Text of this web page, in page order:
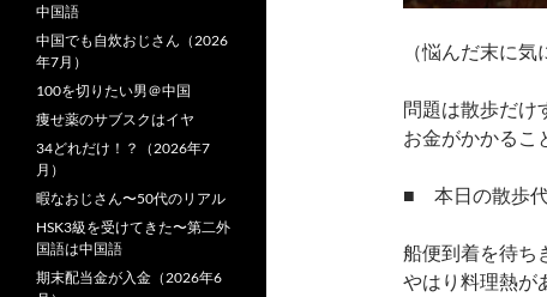
（悩んだ末に
問題は散歩だけ
お金がかかるこ
■ 本日の散歩
船便到着を待ち
やはり料理熱が
中国語
中国でも自炊おじさん（2026
年7月）
100を切りたい男＠中国
痩せ薬のサブスクはイヤ
34どれだけ！？（2026年7
月）
暇なおじさん〜50代のリアル
HSK3級を受けてきた〜第二外
国語は中国語
期末配当金が入金（2026年6